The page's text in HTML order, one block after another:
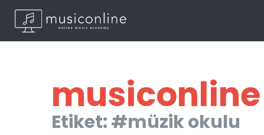
Etiket: #müzik okulu